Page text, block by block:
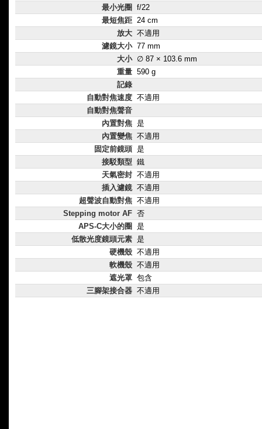
最小光圈
f/22
最短焦距 24 cm
放大 不適用
濾鏡大小 77 mm
大小 ∅ 87 × 103.6 mm
重量 590 g
記錄
自動對焦速度 不適用
自動對焦聲音
內置對焦 是
內置變焦 不適用
固定前鏡頭 是
接駁類型 鐵
天氣密封 不適用
插入濾鏡 不適用
超聲波自動對焦 不適用
Stepping motor AF 否
APS-C大小的圈
是
低散光度鏡頭元素 是
硬機殼 不適用
軟機殼 不適用
遮光罩 包含
三腳架接合器 不適用